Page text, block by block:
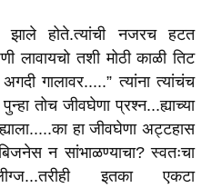
झाले होते.त्यांची नजरच हटत
लावायचो तशी मोठी काळी तिट
गालावर.....” त्यांना त्यांचंच
तोच जीवघेणा प्रश्न...ह्याच्या
हा जीवघेणा अट्टहास
न सांभाळण्याचा? स्वतःचा
इतका एकटा